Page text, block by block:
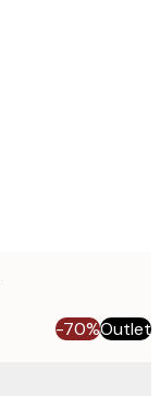
-70%Outlet